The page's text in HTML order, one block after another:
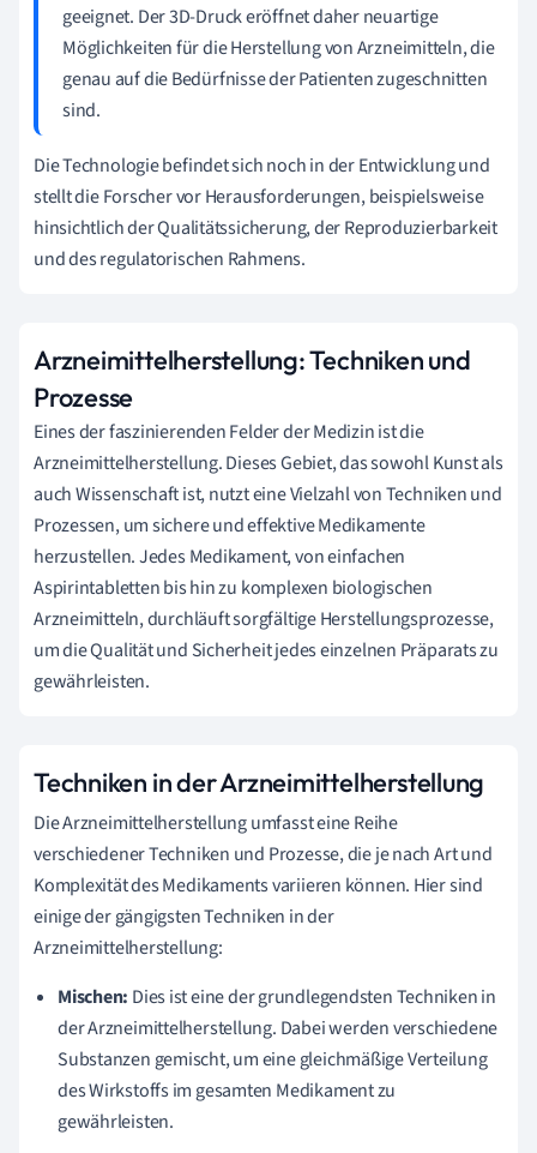
geeignet. Der 3D-Druck eröffnet daher neuartige
Möglichkeiten für die Herstellung von Arzneimitteln, die
genau auf die Bedürfnisse der Patienten zugeschnitten
sind.
Die Technologie befindet sich noch in der Entwicklung und
stellt die Forscher vor Herausforderungen, beispielsweise
hinsichtlich der Qualitätssicherung, der Reproduzierbarkeit
und des regulatorischen Rahmens.
Arzneimittelherstellung: Techniken und
Prozesse
Eines der faszinierenden Felder der Medizin ist die
Arzneimittelherstellung. Dieses Gebiet, das sowohl Kunst als
auch Wissenschaft ist, nutzt eine Vielzahl von Techniken und
Prozessen, um sichere und effektive Medikamente
herzustellen. Jedes Medikament, von einfachen
Aspirintabletten bis hin zu komplexen biologischen
Arzneimitteln, durchläuft sorgfältige Herstellungsprozesse,
um die Qualität und Sicherheit jedes einzelnen Präparats zu
gewährleisten.
Techniken in der Arzneimittelherstellung
Die Arzneimittelherstellung umfasst eine Reihe
verschiedener Techniken und Prozesse, die je nach Art und
Komplexität des Medikaments variieren können. Hier sind
einige der gängigsten Techniken in der
Arzneimittelherstellung:
Mischen: Dies ist eine der grundlegendsten Techniken in
der Arzneimittelherstellung. Dabei werden verschiedene
Substanzen gemischt, um eine gleichmäßige Verteilung
des Wirkstoffs im gesamten Medikament zu
gewährleisten.